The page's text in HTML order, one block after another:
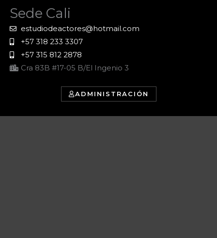
Sede Cali
estudiodeactores@hotmail.com
+57 318 233 3307
+57 315 812 2878
Cra 83B #17-05 B/El Ingenio 3
ADMINISTRACIÓN